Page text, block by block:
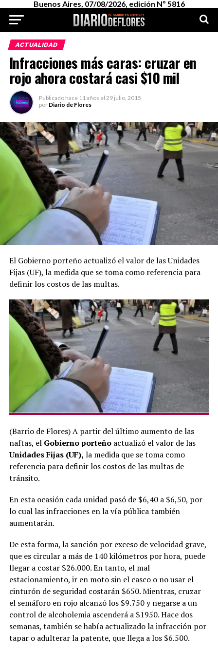
Buenos Aires, 07/08/2026, edición Nº 5816
ACTUALIDAD
Infracciones más caras: cruzar en
rojo ahora costará casi $10 mil
Publicado hace 11 años el 29 julio, 2015
por Diario de Flores
El Gobierno porteño actualizó el valor de las Unidades
Fijas (UF), la medida que se toma como referencia para
definir los costos de las multas.
(Barrio de Flores) A partir del último aumento de las
naftas, el Gobierno porteñoactualizó el valor de las
Unidades Fijas (UF), la medida que se toma como
referencia para definir los costos de las multas de
tránsito.
En esta ocasión cada unidad pasó de $6,40 a $6,50, por
lo cual las infracciones en la vía pública también
aumentarán.
De esta forma, la sanción por exceso de velocidad grave,
que es circular a más de 140 kilómetros por hora, puede
llegar a costar $26.000. En tanto, el mal
estacionamiento, ir en moto sin el casco o no usar el
cinturón de seguridad costarán $650. Mientras, cruzar
el semáforo en rojo alcanzó los $9.750 y negarse a un
control de alcoholemia ascenderá a $1950. Hace dos
semanas, también se había actualizado la infracción por
tapar o adulterar la patente, que llega a los $6.500.